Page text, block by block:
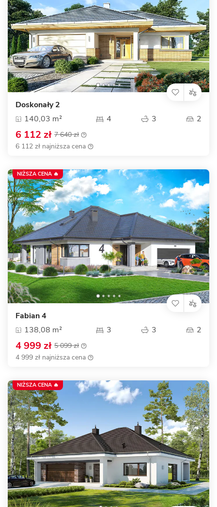
Doskonały 2
140,03 m²
4 3 2
6 112 zł 7 640 zł
6 112 zł najniższa cena
Fabian 4
138,08 m²
3 3 2
4 999 zł 5 099 zł
4 999 zł najniższa cena
NIŻSZA CENA 🔥
NIŻSZA CENA 🔥